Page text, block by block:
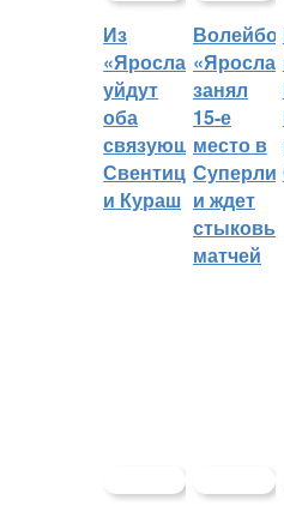
Из
«Ярославича»
уйдут
оба
связующих:
Свентицкис
и Кураш
занял
15-е
место в
и ждет
стыковых
матчей